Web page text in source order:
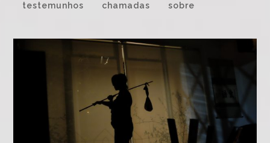
testemunhos chamadas sobre